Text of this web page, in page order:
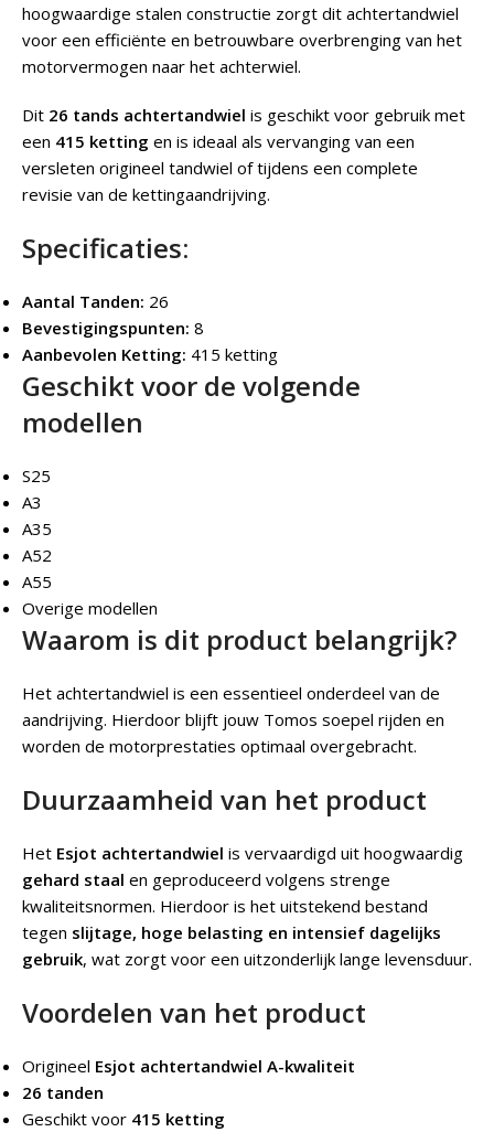
hoogwaardige stalen constructie zorgt dit achtertandwiel
voor een efficiënte en betrouwbare overbrenging van het
motorvermogen naar het achterwiel.
Dit 26 tands achtertandwiel is geschikt voor gebruik met
een 415 ketting en is ideaal als vervanging van een
versleten origineel tandwiel of tijdens een complete
revisie van de kettingaandrijving.
Specificaties:
Aantal Tanden: 26
Bevestigingspunten: 8
Aanbevolen Ketting: 415 ketting
Geschikt voor de volgende
modellen
S25
A3
A35
A52
A55
Overige modellen
Waarom is dit product belangrijk?
Het achtertandwiel is een essentieel onderdeel van de
aandrijving. Hierdoor blijft jouw Tomos soepel rijden en
worden de motorprestaties optimaal overgebracht.
Duurzaamheid van het product
Het Esjot achtertandwiel is vervaardigd uit hoogwaardig
gehard staal en geproduceerd volgens strenge
kwaliteitsnormen. Hierdoor is het uitstekend bestand
tegen slijtage, hoge belasting en intensief dagelijks
gebruik, wat zorgt voor een uitzonderlijk lange levensduur.
Voordelen van het product
Origineel Esjot achtertandwiel A-kwaliteit
26 tanden
Geschikt voor 415 ketting